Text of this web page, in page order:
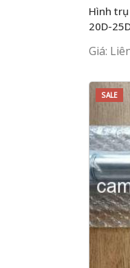
Hình trụ
20D-
Giá:
SALE